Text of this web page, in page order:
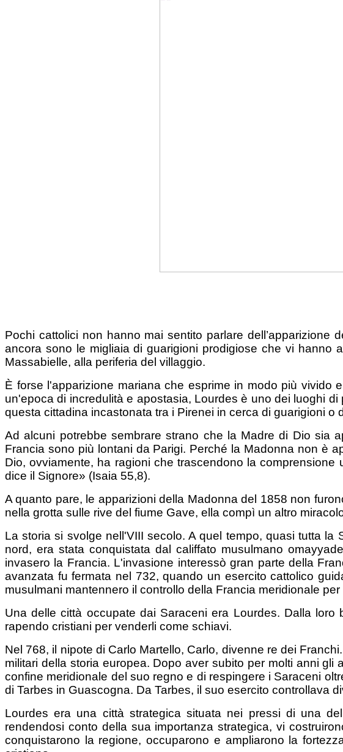
Pochi cattolici non hanno mai sentito parlare
ancora sono le migliaia di guarigioni prodigiose che vi hanno
Massabielle, alla periferia del villaggio.
È forse l'apparizione mariana che esprime in modo più vivido
un'epoca di incredulità e apostasia, Lourdes è uno dei luoghi
questa cittadina incastonata tra i Pirenei in cerca di guarigioni
Ad alcuni potrebbe sembrare strano che la Madre di Dio sia
Francia sono più lontani da Parigi. Perché la Madonna non è
Dio, ovviamente, ha ragioni che trascendono la
dice il Signore» (Isaia 55,8).
A quanto pare, le apparizioni della Madonna del 1858 non
nella grotta sulle rive del fiume Gave, ella compì un altro
La storia si svolge nell'VIII secolo. A quel tempo, quasi tutta
nord, era stata conquistata dal califfato musulmano
invasero la Francia. L'invasione interessò gran parte della
avanzata fu fermata nel 732, quando un esercito cattolico
musulmani mantennero il controllo della Francia meridionale
Una delle città occupate dai Saraceni era Lourdes. Dalla
rapendo cristiani per venderli come schiavi.
Nel 768, il nipote di Carlo Martello, Carlo, divenne re dei
militari della storia europea. Dopo aver subito per molti anni
confine meridionale del suo regno e di respingere i Saraceni
di Tarbes in Guascogna. Da Tarbes, il suo esercito controllava
Lourdes era una città strategica situata nei pressi di una
rendendosi conto della sua importanza strategica, vi
conquistarono la regione, occuparono e ampliarono la